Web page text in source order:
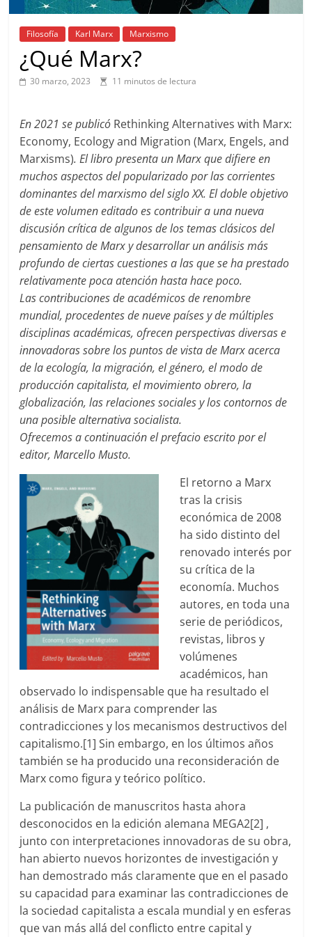
Filosofía Karl Marx Marxismo
¿Qué Marx?
30 marzo, 2023 11 minutos de lectura
En 2021 se publicó Rethinking Alternatives with Marx:
Economy, Ecology and Migration (Marx, Engels, and
Marxisms). El libro presenta un Marx que difiere en
muchos aspectos del popularizado por las corrientes
dominantes del marxismo del siglo XX. El doble objetivo
de este volumen editado es contribuir a una nueva
discusión crítica de algunos de los temas clásicos del
pensamiento de Marx y desarrollar un análisis más
profundo de ciertas cuestiones a las que se ha prestado
relativamente poca atención hasta hace poco.
Las contribuciones de académicos de renombre
mundial, procedentes de nueve países y de múltiples
disciplinas académicas, ofrecen perspectivas diversas e
innovadoras sobre los puntos de vista de Marx acerca
de la ecología, la migración, el género, el modo de
producción capitalista, el movimiento obrero, la
globalización, las relaciones sociales y los contornos de
una posible alternativa socialista.
Ofrecemos a continuación el prefacio escrito por el
editor, Marcello Musto.
El retorno a Marx
tras la crisis
económica de 2008
ha sido distinto del
renovado interés por
su crítica de la
economía. Muchos
autores, en toda una
serie de periódicos,
revistas, libros y
volúmenes
académicos, han
observado lo indispensable que ha resultado el
análisis de Marx para comprender las
contradicciones y los mecanismos destructivos del
capitalismo.[1] Sin embargo, en los últimos años
también se ha producido una reconsideración de
Marx como figura y teórico político.
La publicación de manuscritos hasta ahora
desconocidos en la edición alemana MEGA2[2] ,
junto con interpretaciones innovadoras de su obra,
han abierto nuevos horizontes de investigación y
han demostrado más claramente que en el pasado
su capacidad para examinar las contradicciones de
la sociedad capitalista a escala mundial y en esferas
que van más allá del conflicto entre capital y